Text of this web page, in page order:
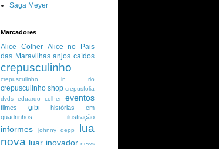
Saga Meyer
Marcadores
Alice Colher Alice no Pais
das Maravilhas anjos caídos
crepusculinho
crepusculinho in rio
crepusculinho shop crepusfolia
dvds
eduardo colher eventos
filmes gibi
histórias em
quadrinhos
ilustração
informes johnny depp
lua
nova luar inovador news